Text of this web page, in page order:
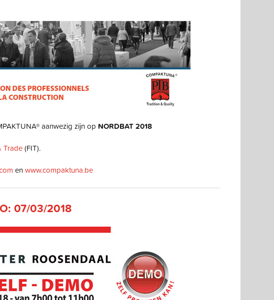
aanwezig zijn op NORDBAT 2018
Trade(FIT).
enwww.compaktuna.be
07/03/2018